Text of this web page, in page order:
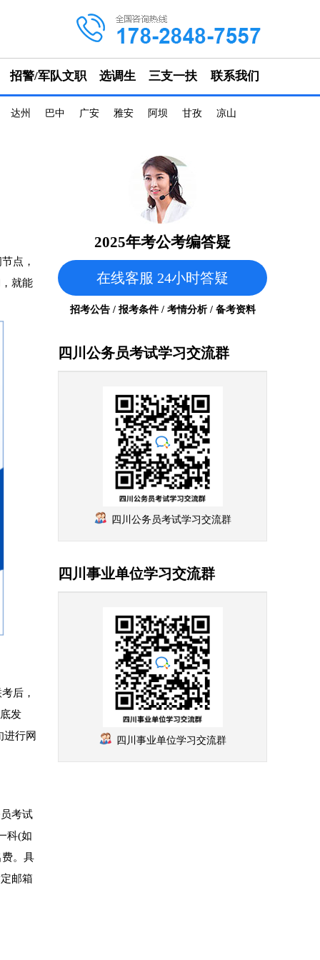
招警/军队文职 选调生 三支一扶 联系我们
达州 巴中 广安 雅安 阿坝 甘孜 凉山
点，
就能
后，
发
进行网
考试
科(如
。具
邮箱
2025年考公考编答疑
在线客服 24小时答疑
招考公告 / 报考条件 / 考情分析 / 备考资料
四川公务员考试学习交流群
四川公务员考试学习交流群
四川事业单位学习交流群
四川事业单位学习交流群